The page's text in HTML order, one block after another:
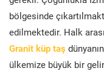
bölgesinde
edilmektedir. Halk
Granit küp taş
ülkemize büyük bir